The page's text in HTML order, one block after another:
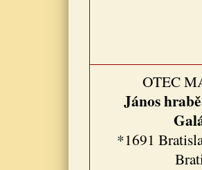
OTEC
János
*1691